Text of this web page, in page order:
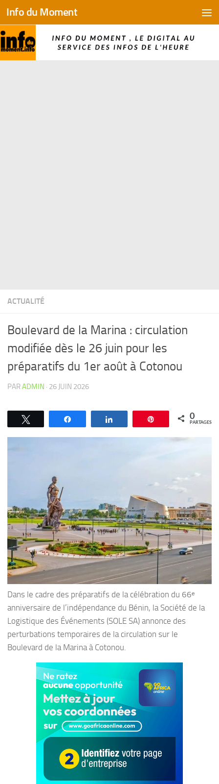
Skip to content
Info du Moment
ACTUALITÉ
Boulevard de la Marina : circulation
modifiée dès le 26 juin pour les
préparatifs du 1er août à Cotonou
PARADMIN · 26 JUIN 2026
Épingle 0
PARTAGES
Dans le cadre des préparatifs de la célébration du 66ᵉ
anniversaire de l’indépendance du Bénin, la Société de la
Logistique des Événements (SOLE SA) annonce des
perturbations temporaires de la circulation sur le
Boulevard de la Marina à Cotonou.